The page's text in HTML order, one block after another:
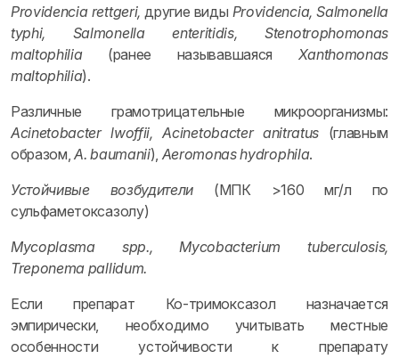
Providencia rettgeri, другие виды Providencia, Salmonella
typhi, Salmonella enteritidis, Stenotrophomonas
maltophilia (ранее называвшаяся Xanthomonas
maltophilia).
Различные грамотрицательные микроорганизмы:
Acinetobacter lwoffii, Acinetobacter anitratus(главным
образом,A. baumanii), Aeromonas hydrophila.
Устойчивые возбудители (МПК >160 мг/л по
сульфаметоксазолу)
Mycoplasma spp., Mycobacterium tuberculosis,
Treponema pallidum.
Если препарат Ко-тримоксазол назначается
эмпирически, необходимо учитывать местные
особенности устойчивости к препарату